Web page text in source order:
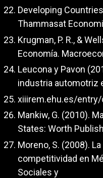
Developing
Thammasat
Krugman, P. R., &
Economía.
Leucona y Pavon
industria automotriz
xiiirem.ehu.es/
Mankiw, G. (2010).
States: Worth
Moreno, S. (2008).
competitividad en
Sociales y